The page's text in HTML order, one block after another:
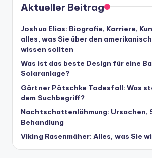
Aktueller Beitrag
Joshua Elias: Biografie, Karriere,
alles, was Sie über den
wissen sollten
Was ist das beste Design für eine
Solaranlage?
Gärtner Pötschke Todesfall: Was
dem Suchbegriff?
Nachtschattenlähmung: Ursachen,
Behandlung
Viking Rasenmäher: Alles, was Sie